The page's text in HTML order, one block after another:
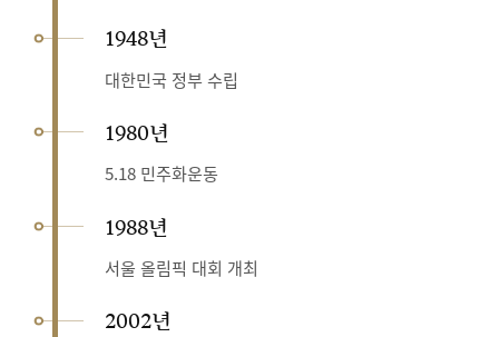
1948년
대한민국 정부 수립
1980년
5.18 민주화운동
1988년
서울 올림픽 대회 개최
2002년